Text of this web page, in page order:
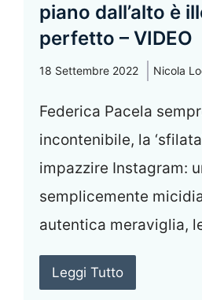
piano dall’alto è
perfetto – VIDEO
18 Settembre 2022 Nicola
Federica Pacela
incontenibile, la
impazzire Instagram:
semplicemente
autentica meraviglia,
Leggi Tutto